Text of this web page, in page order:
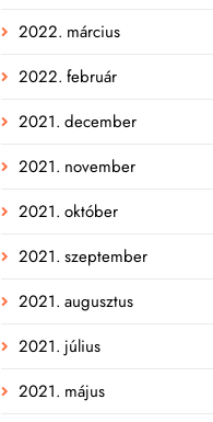
2022. március
2022. február
2021. december
2021. november
2021. október
2021. szeptember
2021. augusztus
2021. július
2021. május